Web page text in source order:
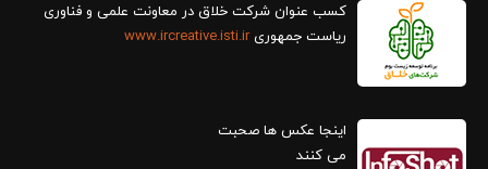
کسب عنوان شرکت خلاق در معاونت علمی و فناوری
ریاست جمهوریwww.ircreative.isti.ir
اینجا عکس ها صحبت
می کنند